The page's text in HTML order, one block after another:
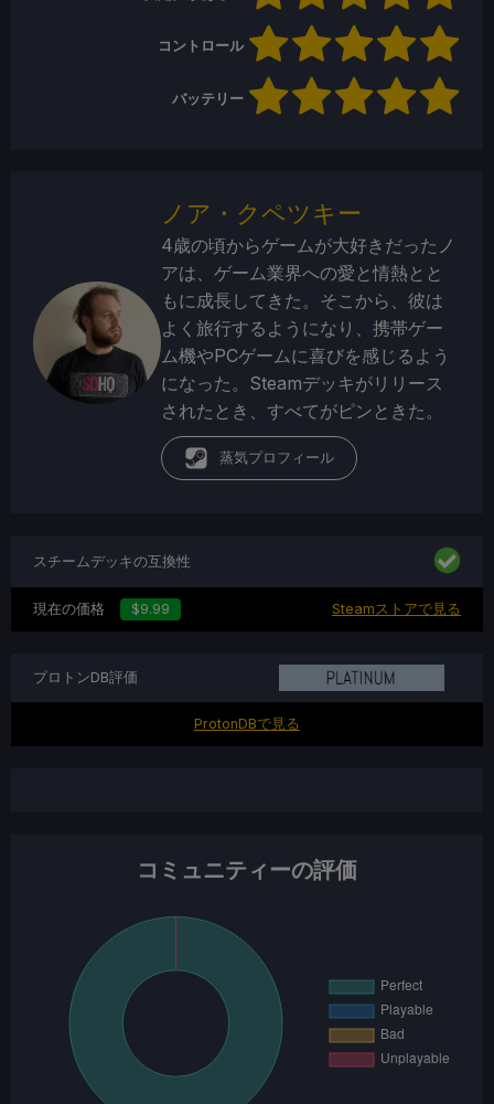
コントロール
バッテリー
ノア・クペツキー
4歳の頃からゲームが大好きだったノ
アは、ゲーム業界への愛と情熱とと
もに成長してきた。そこから、彼は
よく旅行するようになり、携帯ゲー
ム機やPCゲームに喜びを感じるよう
になった。Steamデッキがリリース
されたとき、すべてがピンときた。
蒸気プロフィール
コミュニティーの評価
スチームデッキの互換性
現在の価格 $9.99 Steamストアで見る
プロトンDB評価
ProtonDBで見る